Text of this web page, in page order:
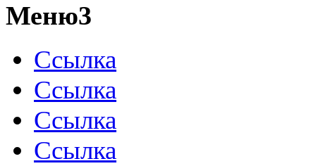
Меню3
Ссылка
Ссылка
Ссылка
Ссылка